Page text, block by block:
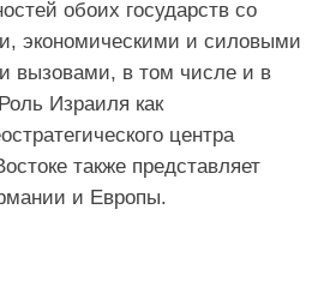
обоих государств со
экономическими и силовыми
вызовами, в том числе и в
Израиля как
центра
также представляет
и Европы.